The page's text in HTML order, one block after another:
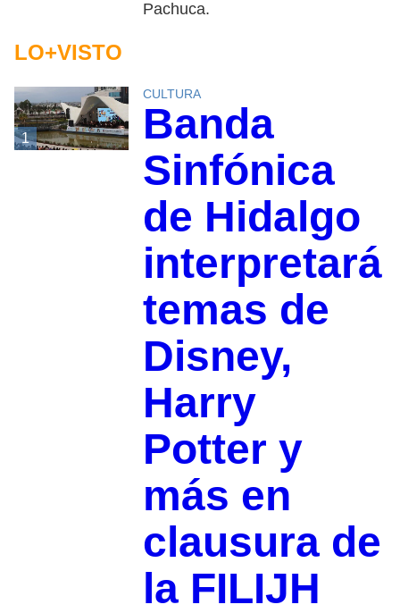
Pachuca.
LO+VISTO
1
CULTURA
Banda
Sinfónica
de Hidalgo
interpretará
temas de
Disney,
Harry
Potter y
más en
clausura de
la FILIJH